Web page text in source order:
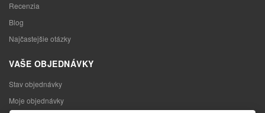
Recenzia
Blog
Najčastejšie otázky
VAŠE OBJEDNÁVKY
Stav objednávky
Moje objednávky